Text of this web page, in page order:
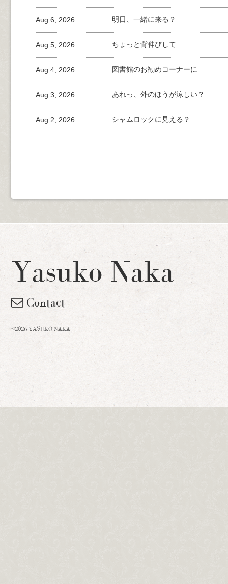
明日、一緒に来る？
Aug 6, 2026
ちょっと背伸びして
Aug 5, 2026
図書館のお勧めコーナーに
Aug 4, 2026
あれっ、外のほうが涼しい？
Aug 3, 2026
シャムロックに見える？
Aug 2, 2026
Yasuko Naka
Contact
©2026 YASUKO NAKA